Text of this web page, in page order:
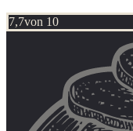
7,7von 10